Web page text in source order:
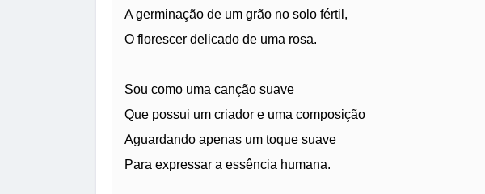
A germinação de um grão no solo fértil,
O florescer delicado de uma rosa.
Sou como uma canção suave
Que possui um criador e uma composição
Aguardando apenas um toque suave
Para expressar a essência humana.